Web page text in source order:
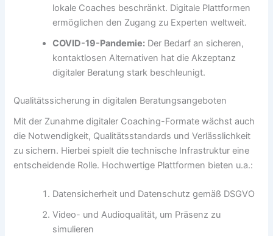
lokale Coaches beschränkt. Digitale Plattformen
ermöglichen den Zugang zu Experten weltweit.
COVID-19-Pandemie: Der Bedarf an sicheren,
kontaktlosen Alternativen hat die Akzeptanz
digitaler Beratung stark beschleunigt.
Qualitätssicherung in digitalen Beratungsangeboten
Mit der Zunahme digitaler Coaching-Formate wächst auch
die Notwendigkeit, Qualitätsstandards und Verlässlichkeit
zu sichern. Hierbei spielt die technische Infrastruktur eine
entscheidende Rolle. Hochwertige Plattformen bieten u.a.:
Datensicherheit und Datenschutz gemäß DSGVO
Video- und Audioqualität, um Präsenz zu
simulieren